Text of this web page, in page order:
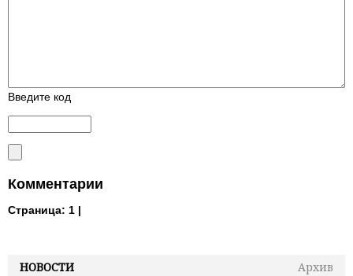
НОВОСТИ
Архив
Введите код
Комментарии
Страница: 1 |